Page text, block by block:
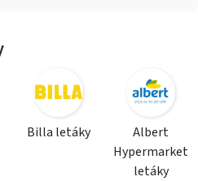
Billa letáky
Albert
Hypermarket
letáky